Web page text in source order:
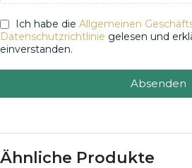
Ich habe die Allgemeinen
Datenschutzrichtlinie gelesen und
einverstanden.
Absenden
Ähnliche Produkte